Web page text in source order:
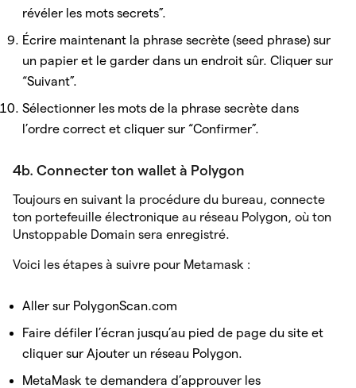
révéler les mots secrets”.
Écrire maintenant la phrase secrète (seed phrase) sur
un papier et le garder dans un endroit sûr. Cliquer sur
“Suivant”.
Sélectionner les mots de la phrase secrète dans
l’ordre correct et cliquer sur “Confirmer”.
4b. Connecter ton wallet à Polygon
Toujours en suivant la procédure du bureau, connecte
ton portefeuille électronique au réseau Polygon, où ton
Unstoppable Domain sera enregistré.
Voici les étapes à suivre pour Metamask :
Aller sur PolygonScan.com
Faire défiler l’écran jusqu’au pied de page du site et
cliquer sur Ajouter un réseau Polygon.
MetaMask te demandera d’approuver les